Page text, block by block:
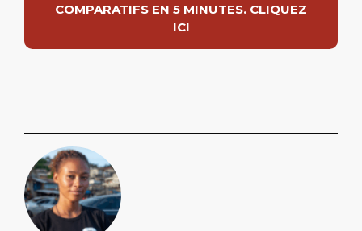
COMPARATIFS EN 5 MINUTES. CLIQUEZ
ICI